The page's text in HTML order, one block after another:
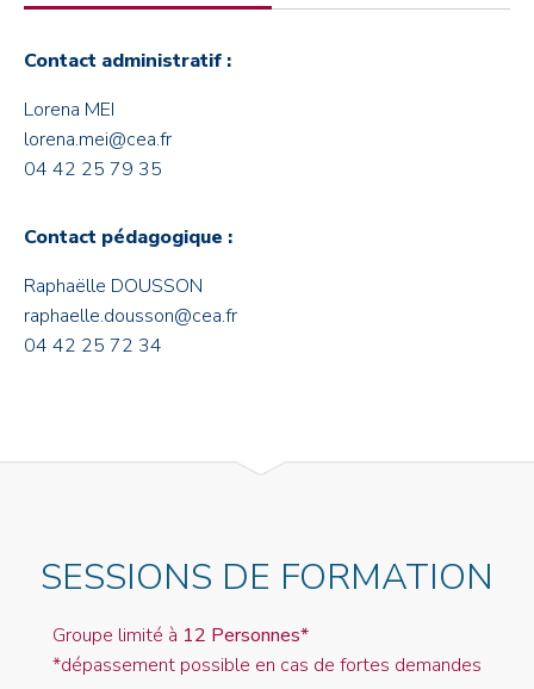
Contact administratif :
Lorena MEI
lorena.mei@cea.fr
04 42 25 79 35
Contact pédagogique :
Raphaëlle DOUSSON
raphaelle.dousson@cea.fr
04 42 25 72 34
SESSIONS DE FORMATION
Groupe limité à 12 Personnes*
*dépassement possible en cas de fortes demandes